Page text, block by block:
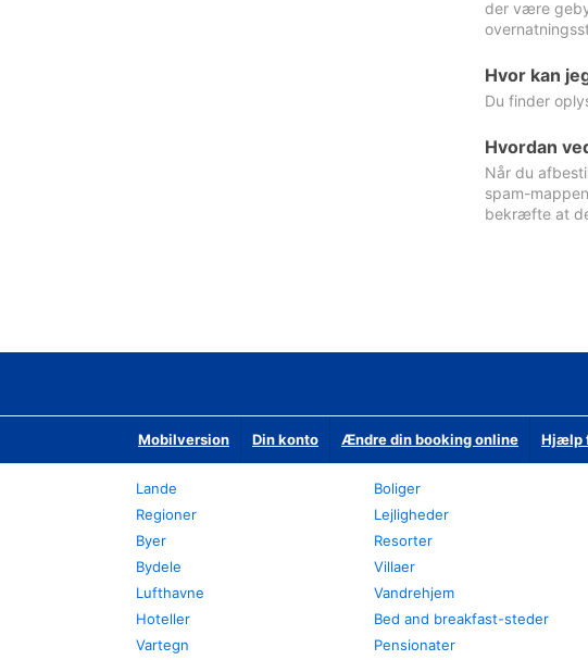
der være
Hvor kan
Du finder
Hvordan
Når du
spam-
bekræfte at
Mobilversion Din konto Ændre din booking online Hjælp
Lande
Regioner
Byer
Bydele
Lufthavne
Hoteller
Vartegn
Boliger
Lejligheder
Resorter
Villaer
Vandrehjem
Bed and breakfast-steder
Pensionater